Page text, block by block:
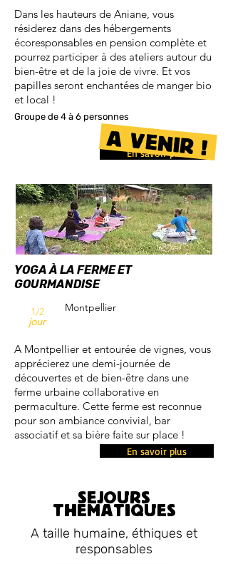
Dans les hauteurs de Aniane, vous
résiderez dans des hébergements
écoresponsables en pension complète et
pourrez participer à des ateliers autour du
bien-être et de la joie de vivre. Et vos
papilles seront enchantées de manger bio
et local !
Groupe de 4 à 6 personnes
En savoir plus
A VENIR !
En savoir plus
YOGA À LA FERME ET
GOURMANDISE
1/2
jour
Montpellier
A Montpellier et entourée de vignes, vous
apprécierez une demi-journée de
découvertes et de bien-être dans une
ferme urbaine collaborative en
permaculture. Cette ferme est reconnue
pour son ambiance convivial, bar
associatif et sa bière faite sur place !
SEJOURS
THEMATIQUES
A taille humaine, éthiques et
responsables